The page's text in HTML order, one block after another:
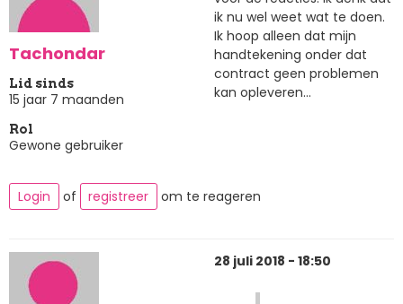
Tachondar
Lid sinds
15 jaar 7 maanden
Rol
Gewone gebruiker
ik nu wel weet wat te doen.
Ik hoop alleen dat mijn
handtekening onder dat
contract geen problemen
kan opleveren...
Login of registreer om te reageren
28 juli 2018 - 18:50